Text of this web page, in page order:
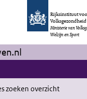
gaan
Rijksinstituut
Ministerie van
Welzijn en Sport
zoeken overzicht